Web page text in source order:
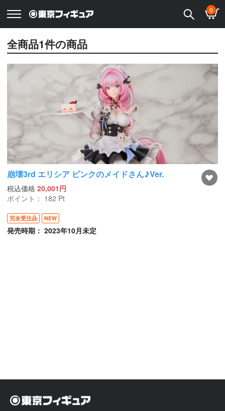
0
全商品1件の商品
崩壊3rd エリシア ピンクのメイドさん♪Ver.
税込価格 20,001円
ポイント： 182 Pt
完全受注品 NEW
発売時期： 2023年10月未定